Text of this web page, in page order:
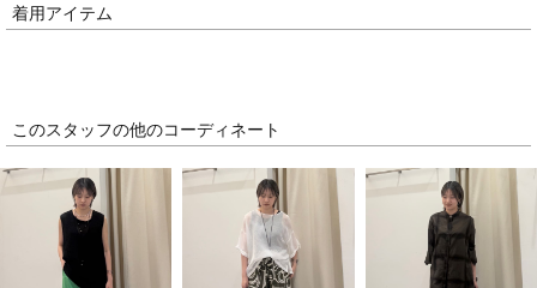
着用アイテム
このスタッフの他のコーディネート